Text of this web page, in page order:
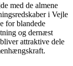
med de almene
i Vejle
for blandede
og dernæst
attraktive dele